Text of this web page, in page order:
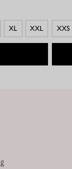
XL XXL XXS